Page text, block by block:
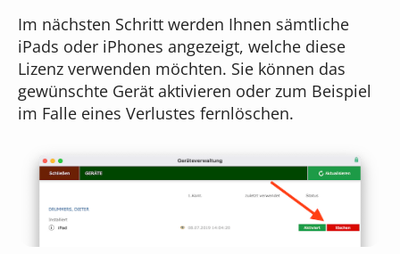
Im nächsten Schritt werden Ihnen sämtliche
iPads oder iPhones angezeigt, welche diese
Lizenz verwenden möchten. Sie können das
gewünschte Gerät aktivieren oder zum Beispiel
im Falle eines Verlustes fernlöschen.